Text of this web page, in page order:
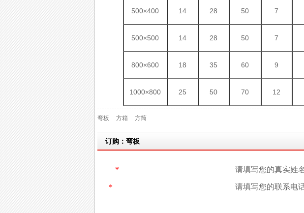
500×400 14 28 50 7
500×500 14 28 50 7
800×600 18 35 60 9
1000×800 25 50 70 12
弯板 方箱 方筒
订购：弯板